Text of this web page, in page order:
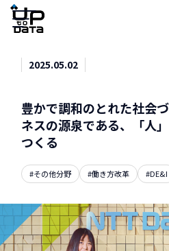
Menu
2025.05.02
豊かで調和のとれた社会
ネスの源泉である、「人
つくる
#その他分野 #働き方改革 #DE&I